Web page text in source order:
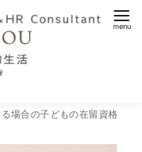
場合の子どもの在留資格